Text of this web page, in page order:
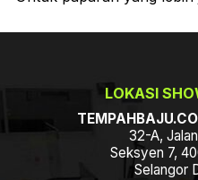
LOKASI
32-A,
Seksyen 7,
Selangor